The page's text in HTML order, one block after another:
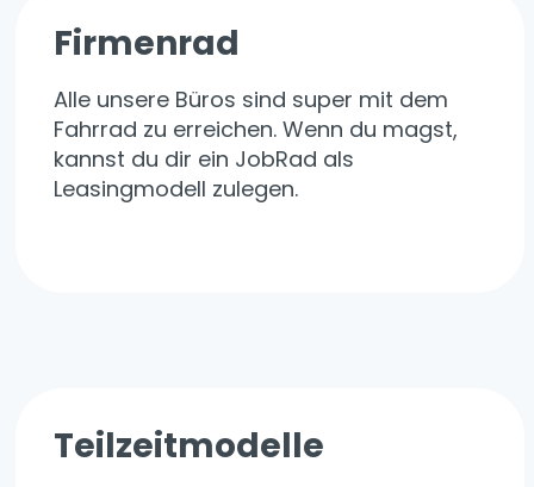
Firmenrad
Alle unsere Büros sind super mit dem
Fahrrad zu erreichen. Wenn du magst,
kannst du dir ein JobRad als
Leasingmodell zulegen.
Teilzeitmodelle